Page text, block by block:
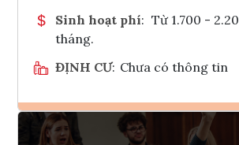
Sinh hoạt phí: Từ 1.700 -
tháng.
ĐỊNH CƯ: Chưa có thông tin
Ghi danh